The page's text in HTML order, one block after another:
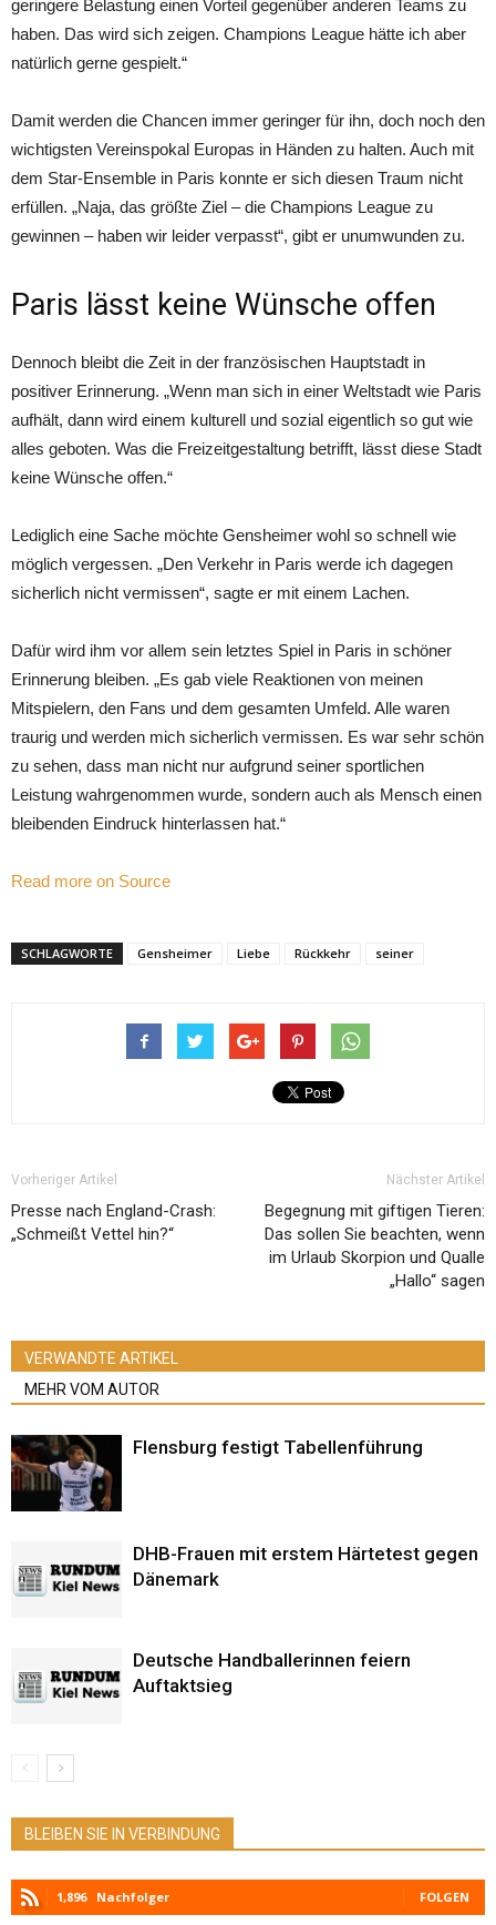
geringere Belastung einen Vorteil gegenüber anderen Teams zu
haben. Das wird sich zeigen. Champions League hätte ich aber
natürlich gerne gespielt.“
Damit werden die Chancen immer geringer für ihn, doch noch den
wichtigsten Vereinspokal Europas in Händen zu halten. Auch mit
dem Star-Ensemble in Paris konnte er sich diesen Traum nicht
erfüllen. „Naja, das größte Ziel – die Champions League zu
gewinnen – haben wir leider verpasst“, gibt er unumwunden zu.
Paris lässt keine Wünsche offen
Dennoch bleibt die Zeit in der französischen Hauptstadt in
positiver Erinnerung. „Wenn man sich in einer Weltstadt wie Paris
aufhält, dann wird einem kulturell und sozial eigentlich so gut wie
alles geboten. Was die Freizeitgestaltung betrifft, lässt diese Stadt
keine Wünsche offen.“
Lediglich eine Sache möchte Gensheimer wohl so schnell wie
möglich vergessen. „Den Verkehr in Paris werde ich dagegen
sicherlich nicht vermissen“, sagte er mit einem Lachen.
Dafür wird ihm vor allem sein letztes Spiel in Paris in schöner
Erinnerung bleiben. „Es gab viele Reaktionen von meinen
Mitspielern, den Fans und dem gesamten Umfeld. Alle waren
traurig und werden mich sicherlich vermissen. Es war sehr schön
zu sehen, dass man nicht nur aufgrund seiner sportlichen
Leistung wahrgenommen wurde, sondern auch als Mensch einen
bleibenden Eindruck hinterlassen hat.“
Read more on Source
SCHLAGWORTE Gensheimer Liebe Rückkehr seiner
Vorheriger Artikel
Presse nach England-Crash:
„Schmeißt Vettel hin?“
Nächster Artikel
Begegnung mit giftigen Tieren:
Das sollen Sie beachten, wenn
im Urlaub Skorpion und Qualle
„Hallo“ sagen
VERWANDTE ARTIKEL
MEHR VOM AUTOR
Flensburg festigt Tabellenführung
DHB-Frauen mit erstem Härtetest gegen
Dänemark
Deutsche Handballerinnen feiern
Auftaktsieg
BLEIBEN SIE IN VERBINDUNG
1,896 Nachfolger FOLGEN